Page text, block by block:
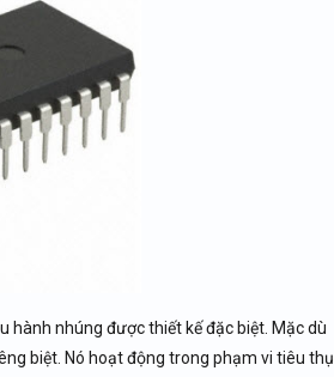
hành nhúng được thiết kế đặc biệt. Mặc dù
biệt. Nó hoạt động trong phạm vi tiêu thụ